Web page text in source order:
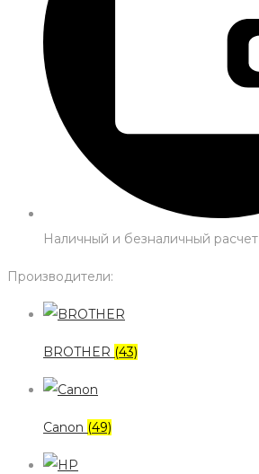
Наличный и безналичный расчет
Производители:
BROTHER (43)
Canon (49)